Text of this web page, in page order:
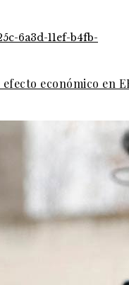
económico en